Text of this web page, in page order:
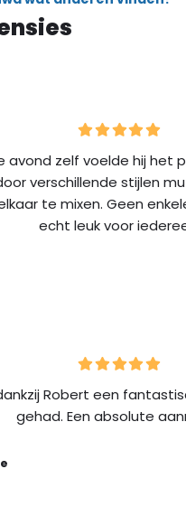
avond zelf voelde hij het
verschillende stijlen
te mixen. Geen
echt leuk voor
Robert een
gehad. Een absolute